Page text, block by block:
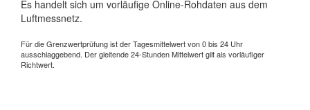
Es handelt sich um vorläufige Online-Rohdaten aus dem
Luftmessnetz.
Für die Grenzwertprüfung ist der Tagesmittelwert von 0 bis 24 Uhr
ausschlaggebend. Der gleitende 24-Stunden Mittelwert gilt als vorläufiger
Richtwert.